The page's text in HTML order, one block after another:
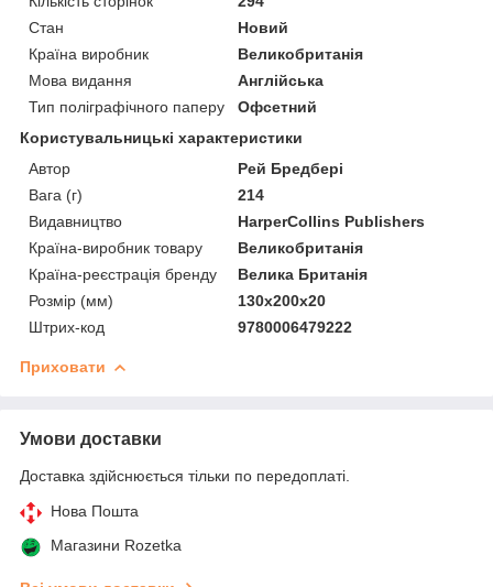
Стан
Новий
Країна виробник
Великобританія
Мова видання
Англійська
Тип поліграфічного паперу
Офсетний
Користувальницькі характеристики
Автор
Рей Бредбері
Вага (г)
214
Видавництво
HarperCollins Publishers
Країна-виробник товару
Великобританія
Країна-реєстрація бренду
Велика Британія
Розмір (мм)
130х200х20
Штрих-код
9780006479222
Приховати
Умови доставки
Доставка здійснюється тільки по передоплаті.
Нова Пошта
Магазини Rozetka